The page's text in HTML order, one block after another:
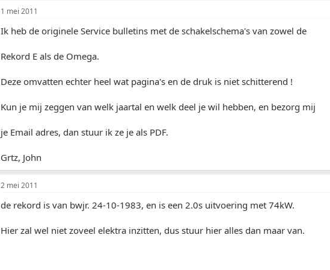
1 mei 2011
Ik heb de originele Service bulletins met de schakelschema's van zowel de
Rekord E als de Omega.
Deze omvatten echter heel wat pagina's en de druk is niet schitterend !
Kun je mij zeggen van welk jaartal en welk deel je wil hebben, en bezorg mij
je Email adres, dan stuur ik ze je als PDF.
Grtz, John
2 mei 2011
de rekord is van bwjr. 24-10-1983, en is een 2.0s uitvoering met 74kW.
Hier zal wel niet zoveel elektra inzitten, dus stuur hier alles dan maar van.